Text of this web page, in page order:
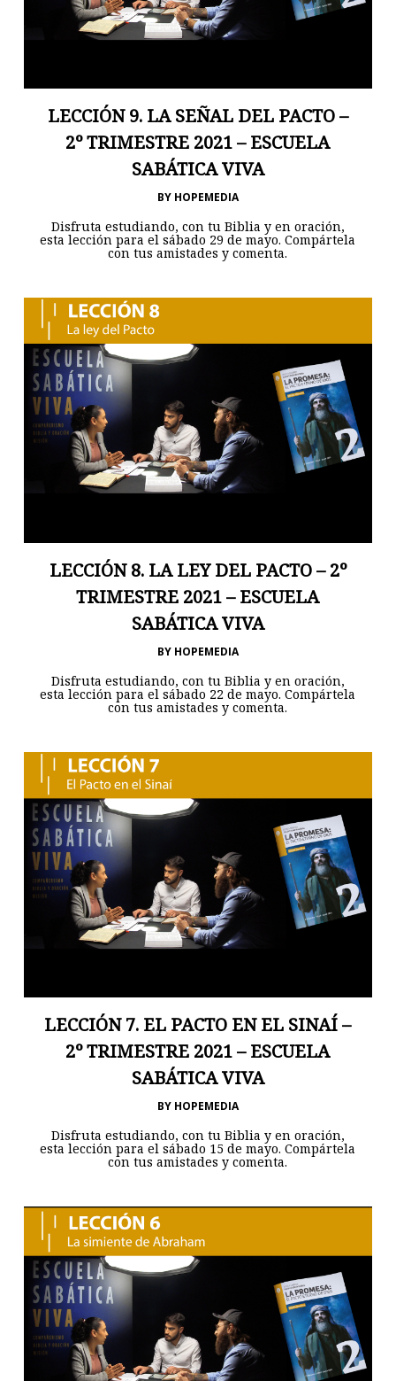
LECCIÓN 9. LA SEÑAL DEL PACTO –
2º TRIMESTRE 2021 – ESCUELA
SABÁTICA VIVA
BY HOPEMEDIA
Disfruta estudiando, con tu Biblia y en oración,
esta lección para el sábado 29 de mayo. Compártela
con tus amistades y comenta.
LECCIÓN 8. LA LEY DEL PACTO – 2º
TRIMESTRE 2021 – ESCUELA
SABÁTICA VIVA
BY HOPEMEDIA
Disfruta estudiando, con tu Biblia y en oración,
esta lección para el sábado 22 de mayo. Compártela
con tus amistades y comenta.
LECCIÓN 7. EL PACTO EN EL SINAÍ –
2º TRIMESTRE 2021 – ESCUELA
SABÁTICA VIVA
BY HOPEMEDIA
Disfruta estudiando, con tu Biblia y en oración,
esta lección para el sábado 15 de mayo. Compártela
con tus amistades y comenta.